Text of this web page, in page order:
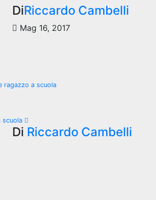
DiRiccardo Cambelli
Mag 16, 2017
scuola
Di Riccardo Cambelli